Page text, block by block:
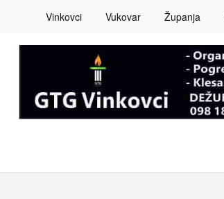
Vinkovci Vukovar Županja